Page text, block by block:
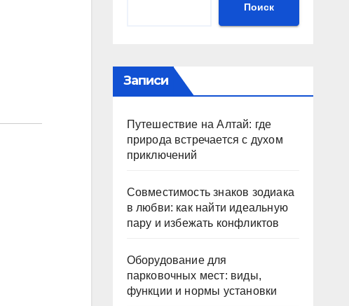
Поиск
Записи
Путешествие на Алтай: где
природа встречается с духом
приключений
Совместимость знаков зодиака
в любви: как найти идеальную
пару и избежать конфликтов
Оборудование для
парковочных мест: виды,
функции и нормы установки